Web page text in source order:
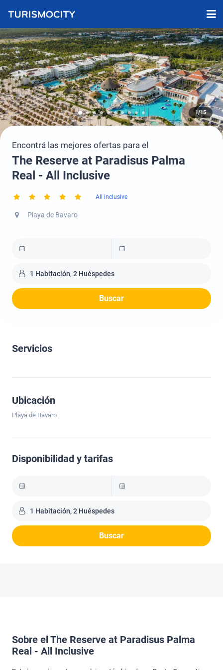
1/15
Encontrá las mejores ofertas para el
The Reserve at Paradisus Palma
Real - All Inclusive
All inclusive
Playa de Bavaro
1 Habitación, 2 Huéspedes
Buscar
Servicios
Ubicación
Playa de Bavaro
Disponibilidad y tarifas
1 Habitación, 2 Huéspedes
Buscar
Sobre el The Reserve at Paradisus Palma
Real - All Inclusive